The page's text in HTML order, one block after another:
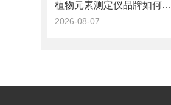
植物元素测定仪品牌如何选择？从核心参数判断性能
2026-08-07